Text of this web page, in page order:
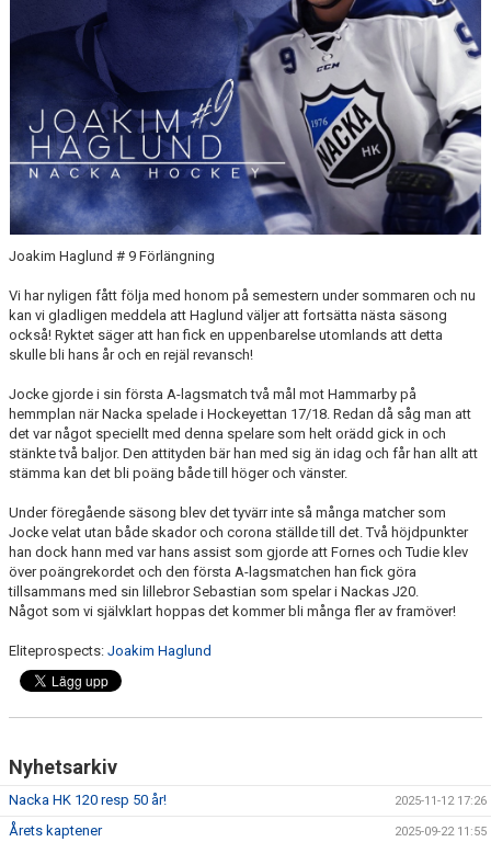
MATCHER
HOCKEYTVÅAN ÖSTRA
Joakim Haglund # 9 Förlängning
Vi har nyligen fått följa med honom på semestern under sommaren och nu
kan vi gladligen meddela att Haglund väljer att fortsätta nästa säsong
också! Ryktet säger att han fick en uppenbarelse utomlands att detta
skulle bli hans år och en rejäl revansch!
Jocke gjorde i sin första A-lagsmatch två mål mot Hammarby på
hemmplan när Nacka spelade i Hockeyettan 17/18. Redan då såg man att
det var något speciellt med denna spelare som helt orädd gick in och
stänkte två baljor. Den attityden bär han med sig än idag och får han allt att
stämma kan det bli poäng både till höger och vänster.
Under föregående säsong blev det tyvärr inte så många matcher som
Jocke velat utan både skador och corona ställde till det. Två höjdpunkter
han dock hann med var hans assist som gjorde att Fornes och Tudie klev
över poängrekordet och den första A-lagsmatchen han fick göra
tillsammans med sin lillebror Sebastian som spelar i Nackas J20.
Något som vi självklart hoppas det kommer bli många fler av framöver!
Eliteprospects: Joakim Haglund
Nyhetsarkiv
Nacka HK 120 resp 50 år! 2025-11-12 17:26
Årets kaptener 2025-09-22 11:55